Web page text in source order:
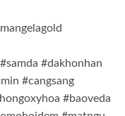
#dakhonhan
#cangsang
#baoveda